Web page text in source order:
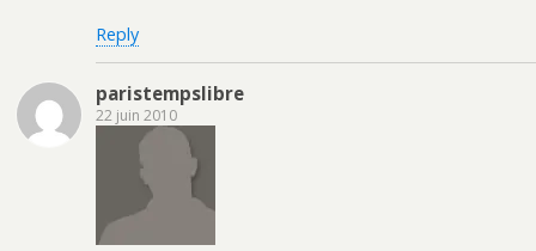
Reply
paristempslibre
22 juin 2010